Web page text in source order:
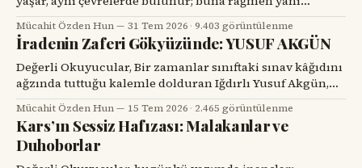
başındaki değerli bir hemşehrisini tanımak için bir
tesadüfü beklemek zorunda kalır. Prof. Dr. Hakan Alpay
Karasu’yla tanışmam da böyle oldu. Onu ilk gördüğümde,
karşımdaki kişinin başarılı bir diş hekimi, bilim insanı ve
üniversite yöneticisi
Mücahit Özden Hun 31 Tem 2026 ·9.403 görüntülenme
İradenin Zaferi Gökyüzünde: YUSUF AKGÜN
Değerli Okuyucular, Bir zamanlar sınıftaki sınav kâğıdını
ağzında tuttuğu kalemle dolduran Iğdırlı Yusuf Akgün,
bugün aynı kalemle Türkiye’nin millî muharip uçağı
KAAN’ı çiziyor. Çocuk yuvalarından dünya spor
sahnelerine, resim atölyelerinden TUSAŞ hangarlarına
uzanan bu yol, yalnızca bir başarı hikâyesi değil; insanın
kendi kaderine karşı verdiği büyük mücadelenin adıdır.
Mücahit Özden Hun 15 Tem 2026 · 2.465 görüntülenme
Kars’ın Sessiz Hafızası: Malakanlar ve
Duhoborlar